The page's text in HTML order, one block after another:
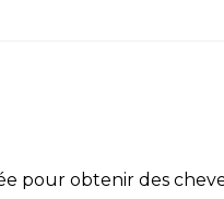
pour obtenir des